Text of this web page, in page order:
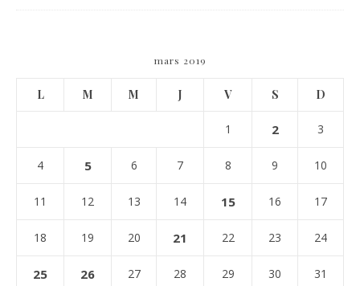
mars 2019
L M M J V S D
1 2 3
4 5 6 7 8 9 10
11 12 13 14 15 16 17
18 19 20 21 22 23 24
25 26 27 28 29 30 31